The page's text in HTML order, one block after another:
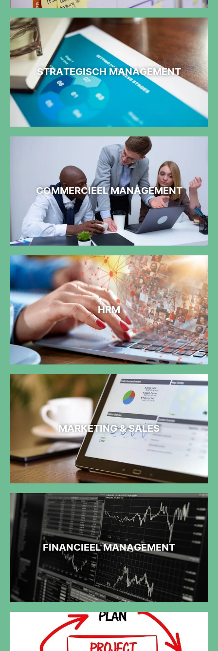
STRATEGISCH MANAGEMENT
COMMERCIEEL MANAGEMENT
HRM
MARKETING & SALES
FINANCIEEL MANAGEMENT